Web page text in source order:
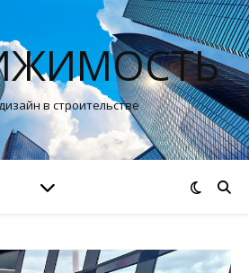
в строительстве